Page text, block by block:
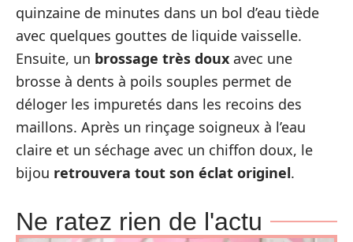
quinzaine de minutes dans un bol d’eau tiède
avec quelques gouttes de liquide vaisselle.
Ensuite, un brossage très doux avec une
brosse à dents à poils souples permet de
déloger les impuretés dans les recoins des
maillons. Après un rinçage soigneux à l’eau
claire et un séchage avec un chiffon doux, le
bijou retrouvera tout son éclat originel.
Ne ratez rien de l'actu